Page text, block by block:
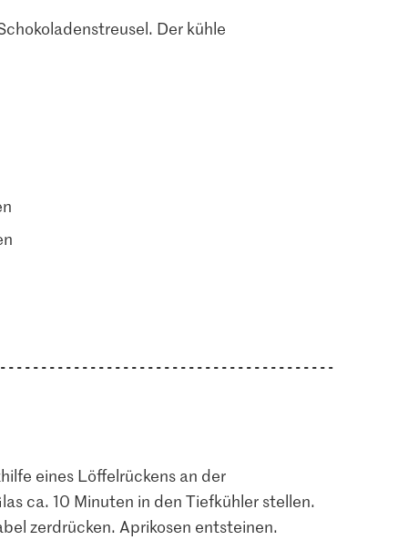
Der kühle
eines Löffelrückens an der
ca. 10 Minuten in den Tiefkühler stellen.
zerdrücken. Aprikosen entsteinen.